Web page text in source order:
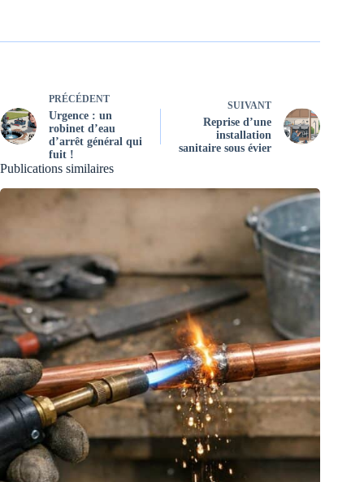
PRÉCÉDENT
Urgence : un
robinet d’eau
d’arrêt général qui
fuit !
SUIVANT
Reprise d’une
installation
sanitaire sous évier
Publications similaires